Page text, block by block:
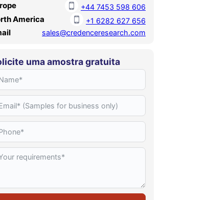
+44 7453 598 606
America +1 6282 627 656
sales@credenceresearch.com
uma amostra gratuita